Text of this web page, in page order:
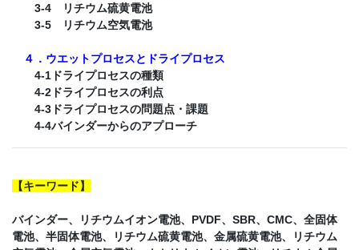
3-4 リチウム硫黄電池
3-5 リチウム空気電池
４．ウエットプロセスとドライプロセス
4-1ドライプロセスの種類
4-2ドライプロセスの利点
4-3ドライプロセスの問題点・課題
4-4バインダーからのアプローチ
【キーワード】
バインダー、リチウムイオン電池、PVDF、SBR、CMC、全固体
電池、半固体電池、リチウム硫黄電池、金属硫黄電池、リチウム